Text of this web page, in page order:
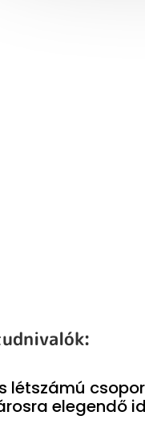
létszámú
elegendő